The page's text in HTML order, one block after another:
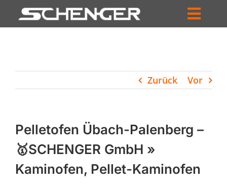
Inhalt
HÄNDLERSUCHE
UNTERNEHMEN
PROFIL
Zurück Vor
Pelletofen Übach-Palenberg –
🥇SCHENGER GmbH »
Kaminofen, Pellet-Kaminofen